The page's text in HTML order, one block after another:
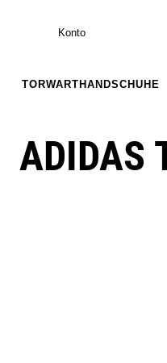
Konto
TORWARTHANDSCHUHE
ADIDAS